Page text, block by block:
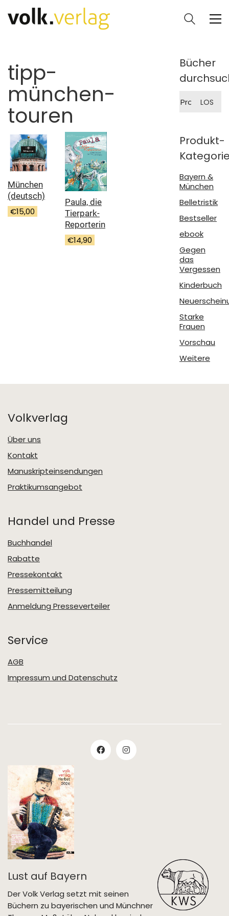
tipp-
münchen-
touren
München
(deutsch)
€15,00
Paula, die
Tierpark-
Reporterin
€14,90
Bücher
nach:
LOS
Produkt-
Bayern &
München
Belletristik
Bestseller
ebook
Gegen
das
Vergessen
Kinderbuch
Starke
Frauen
Vorschau
Weitere
Volkverlag
Über uns
Kontakt
Manuskripteinsendungen
Praktikumsangebot
Handel und Presse
Buchhandel
Rabatte
Pressekontakt
Pressemitteilung
Anmeldung Presseverteiler
Service
AGB
Impressum und Datenschutz
Lust auf Bayern
Der Volk Verlag setzt mit seinen
Büchern zu bayerischen und Münchner